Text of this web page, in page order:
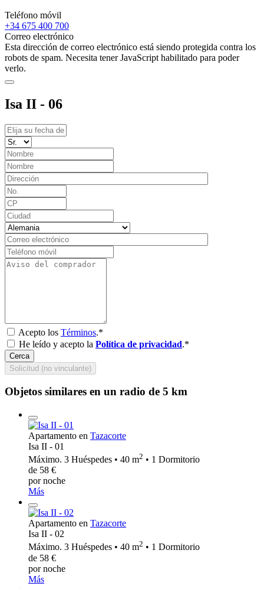
Teléfono móvil
+34 675 400 700
Correo electrónico
Esta dirección de correo electrónico está siendo protegida contra los
robots de spam. Necesita tener JavaScript habilitado para poder
verlo.
Isa II - 06
Acepto los Términos.*
He leído y acepto la Política de privacidad.*
Cerca
Solicitud (no vinculante)
Objetos similares en un radio de 5 km
Apartamento en Tazacorte
Isa II - 01
Máximo. 3 Huéspedes • 40 m2 • 1 Dormitorio
de 58 €
por noche
Más
Apartamento en Tazacorte
Isa II - 02
Máximo. 3 Huéspedes • 40 m2 • 1 Dormitorio
de 58 €
por noche
Más